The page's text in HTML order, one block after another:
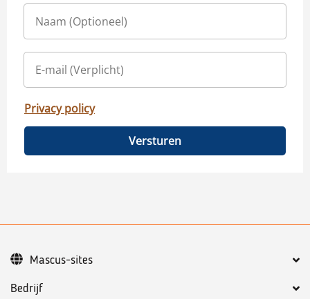
Privacy policy
Versturen
Bedrijf
Mascus-sites